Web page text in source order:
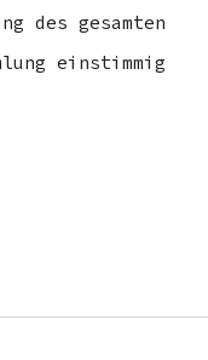
des gesamten
einstimmig